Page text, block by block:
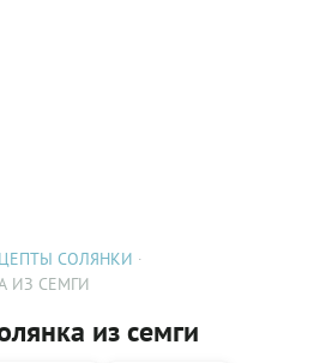
СОЛЯНКИ
ИЗ СЕМГИ
из семги